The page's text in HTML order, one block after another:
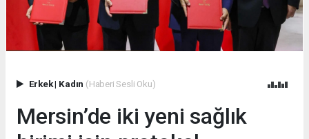
Erkek| Kadın (Haberi Sesli Oku)
Mersin’de iki yeni sağlık